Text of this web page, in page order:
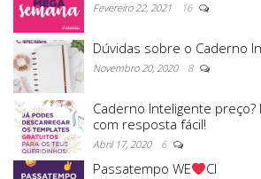
Fevereiro 22, 2021 16
Dúvidas sobre o Caderno
Novembro 20, 2020 8
Caderno Inteligente preço?
com resposta fácil!
Abril 17, 2020 6
Passatempo WE CI